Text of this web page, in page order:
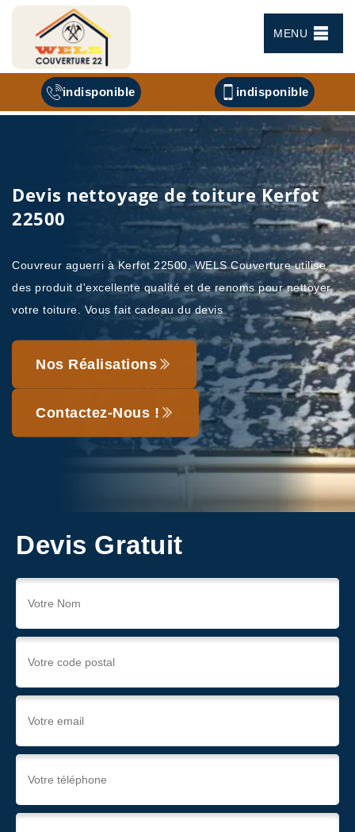
MENU
indisponible indisponible
Devis nettoyage de toiture Kerfot
22500
Couvreur aguerri à Kerfot 22500, WELS Couverture utilise
des produit d'excellente qualité et de renoms pour nettoyer
votre toiture. Vous fait cadeau du devis
Nos Réalisations
Contactez-Nous !
Devis Gratuit